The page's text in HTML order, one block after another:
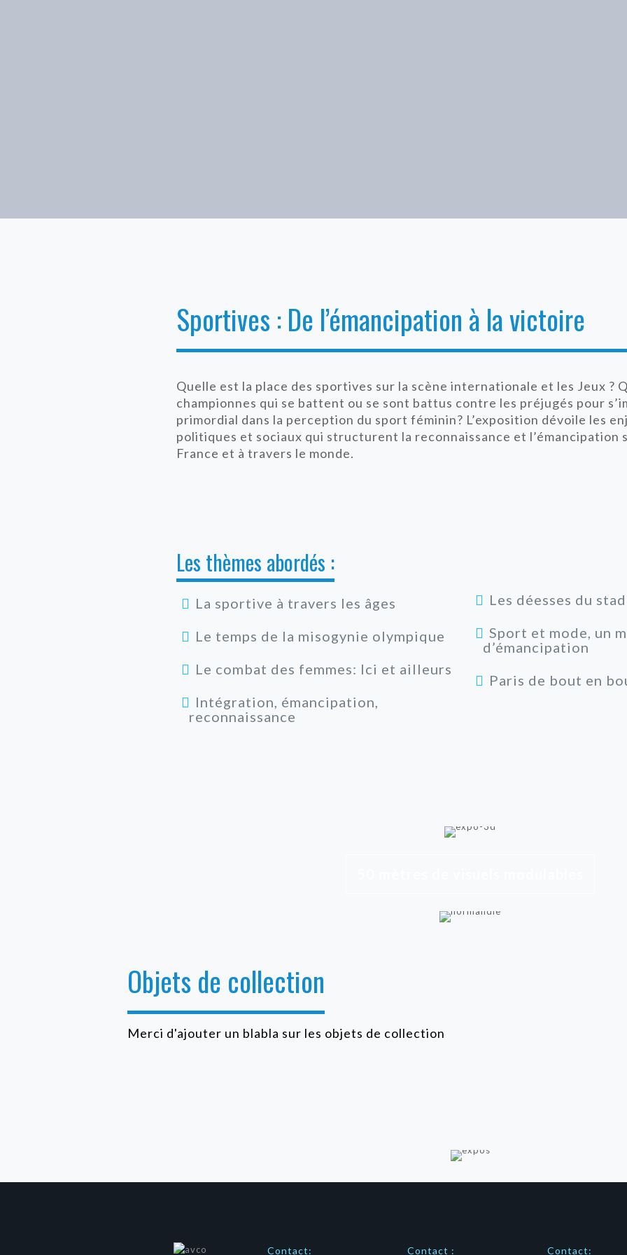
Sportives : De l’émancipation à la victoire
Quelle est la place des sportives sur la scène internationale et les Jeux ?
championnes qui se battent ou se sont battus contre les préjugés pour
primordial dans la perception du sport féminin? L’exposition dévoile les
politiques et sociaux qui structurent la reconnaissance et l’émancipation
France et à travers le monde.
Les thèmes abordés :
La sportive à travers les âges
Le temps de la misogynie olympique
Le combat des femmes: Ici et ailleurs
Intégration, émancipation,
reconnaissance
Les déesses du
Sport et mode, un
d’émancipation
Paris de bout en
Objets de collection
Merci d'ajouter un blabla sur les objets de collection
Contact: Contact : Contact: